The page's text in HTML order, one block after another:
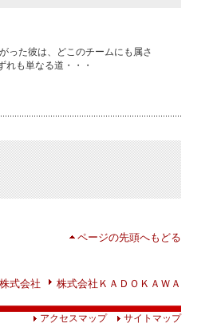
った彼は、どこのチームにも属さ
も単なる道・・・
ページの先頭へもどる
式会社 株式会社ＫＡＤＯＫＡＷＡ
アクセスマップ サイトマップ